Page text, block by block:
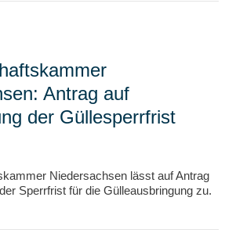
Antrag auf
der Güllesperrfrist
Niedersachsen lässt auf Antrag
Sperrfrist für die Gülleausbringung zu.